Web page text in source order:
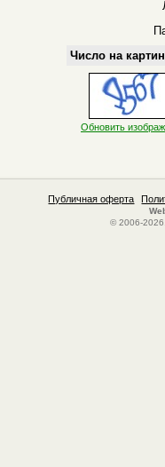
Число на
Обновить
Публичная оферта
© 2006-